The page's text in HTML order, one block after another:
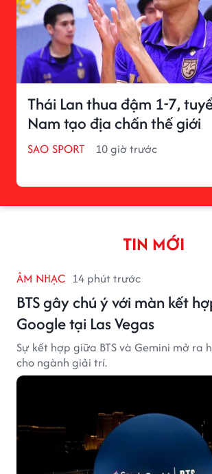
Thái Lan thua đậm 1-7,
Nam tạo địa chấn thế giới
SAO SPORT 10 giờ trước
TIN MỚI
ÂM NHẠC 14 phút trước
BTS gây chú ý với màn kết
Google tại Las Vegas
Sự kết hợp giữa BTS và Gemini mở ra
cho ngành giải trí.